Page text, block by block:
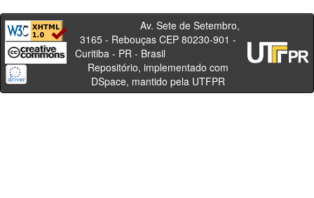
Av. Sete de Setembro,
3165 - Rebouças CEP 80230-901 -
Curitiba - PR - Brasil
Repositório, implementado com
DSpace, mantido pela UTFPR